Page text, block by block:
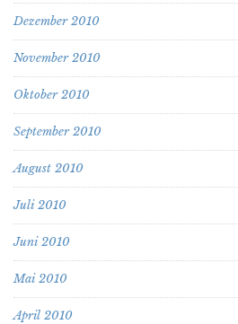
Dezember 2010
November 2010
Oktober 2010
September 2010
August 2010
Juli 2010
Juni 2010
Mai 2010
April 2010